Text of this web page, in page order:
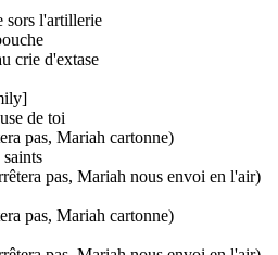
sors l'artillerie
crie d'extase
de toi
pas, Mariah cartonne)
pas, Mariah nous envoi en l'air)
pas, Mariah cartonne)